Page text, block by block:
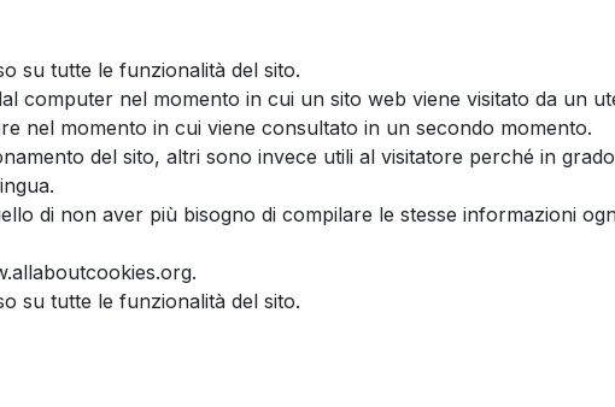
su tutte le funzionalità del sito.
computer nel momento in cui un sito web viene visitato da un
nel momento in cui viene consultato in un secondo momento.
del sito, altri sono invece utili al visitatore perché in
di non aver più bisogno di compilare le stesse informazioni
su tutte le funzionalità del sito.